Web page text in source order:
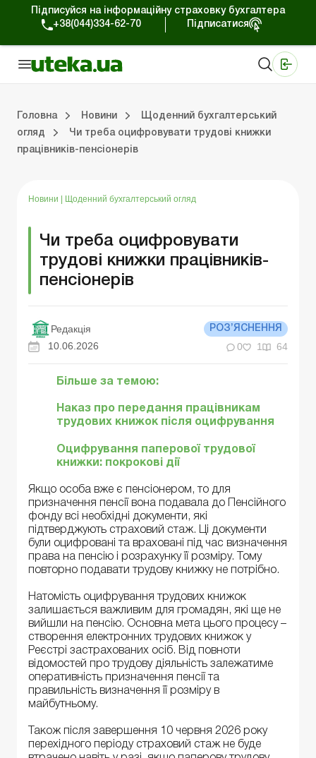
Підписуйся на інформаційну страховку бухгалтера
+38(044)334-62-70
Підписатися
Головна Новини
Щоденний бухгалтерський
огляд
Чи треба оцифровувати трудові книжки
працівників-пенсіонерів
Новини Щоденний бухгалтерський огляд
Чи треба оцифровувати
трудові книжки працівників-
пенсіонерів
Редакція РОЗ’ЯСНЕННЯ
10.06.2026 0 1 64
Більше за темою:
Наказ про передання працівникам
трудових книжок після оцифрування
Оцифрування паперової трудової
книжки: покрокові дії
Якщо особа вже є пенсіонером, то для
призначення пенсії вона подавала до Пенсійного
фонду всі необхідні документи, які
підтверджують страховий стаж. Ці документи
були оцифровані та враховані під час визначення
права на пенсію і розрахунку її розміру. Тому
повторно подавати трудову книжку не потрібно.
Натомість оцифрування трудових книжок
залишається важливим для громадян, які ще не
вийшли на пенсію. Основна мета цього процесу –
створення електронних трудових книжок у
Реєстрі застрахованих осіб. Від повноти
відомостей про трудову діяльність залежатиме
оперативність призначення пенсії та
правильність визначення її розміру в
майбутньому.
Також після завершення 10 червня 2026 року
перехідного періоду страховий стаж не буде